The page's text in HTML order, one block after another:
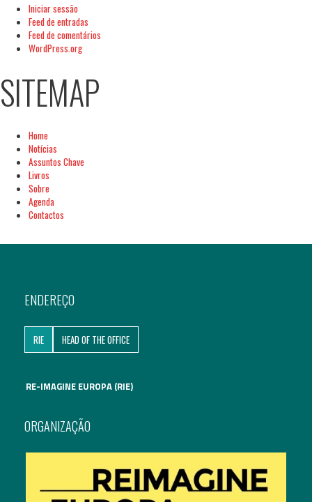
Iniciar sessão
Feed de entradas
Feed de comentários
WordPress.org
SITEMAP
Home
Notícias
Assuntos Chave
Livros
Sobre
Agenda
Contactos
ENDEREÇO
RIE HEAD OF THE OFFICE
RE-IMAGINE EUROPA (RIE)
ORGANIZAÇÃO